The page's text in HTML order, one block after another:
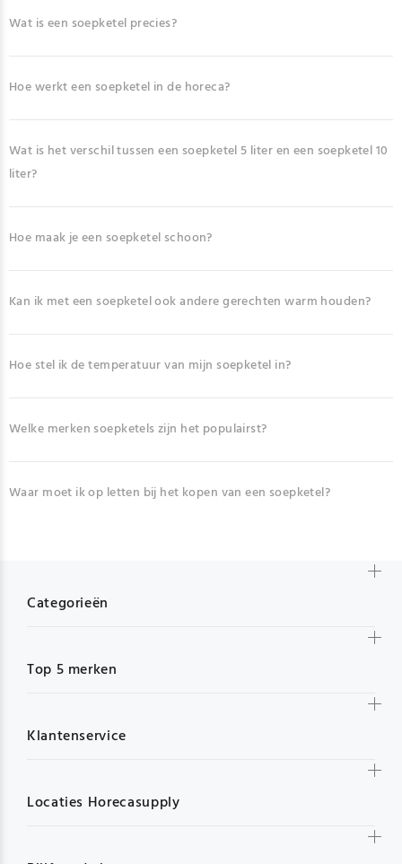
Wat is een soepketel precies?
Hoe werkt een soepketel in de horeca?
Wat is het verschil tussen een soepketel 5 liter en een soepketel 10
liter?
Hoe maak je een soepketel schoon?
Kan ik met een soepketel ook andere gerechten warm houden?
Hoe stel ik de temperatuur van mijn soepketel in?
Welke merken soepketels zijn het populairst?
Waar moet ik op letten bij het kopen van een soepketel?
Categorieën
Top 5 merken
Klantenservice
Locaties Horecasupply